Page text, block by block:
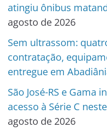
atingiu ônibus
agosto de 2026
Sem ultrassom:
contratação,
entregue em
São José-RS e Gama
acesso à Série C
agosto de 2026